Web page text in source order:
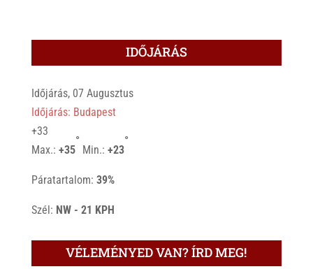
IDŐJÁRÁS
Időjárás, 07 Augusztus
Időjárás: Budapest
+33
Max.: +35
°
Min.: +23
°
Páratartalom: 39%
Szél: NW - 21 KPH
VÉLEMÉNYED VAN? ÍRD MEG!